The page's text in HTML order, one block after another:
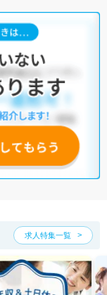
です。
あり
訪問リハビリ(在宅医
わり条件」から検索
希望条件をヒアリン
求人特集一覧